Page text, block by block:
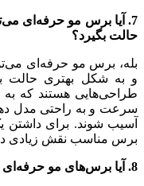
7. آیا برس مو حرفه‌ای
حالت بگیرد؟
بله، برس مو حرفه‌ای
و به شکل بهتری حالت
طراحی‌هایی هستند که به
سرعت و به راحتی مدل
آسیب شوند. برای
برس مناسب نقش زیادی
8. آیا برس‌های مو حرفه‌ای به موهای آسیب‌دیده کمک می‌کنند؟